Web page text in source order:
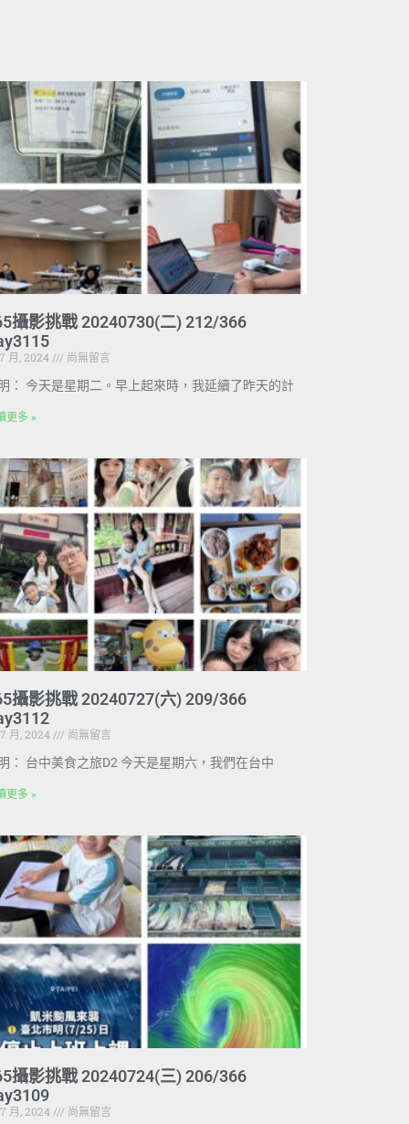
攝影挑戰 20240730(二) 212/366
月, 2024
尚無留言
： 今天是星期二。早上起來時，我延續了昨天的計
更多 »
攝影挑戰 20240727(六) 209/366
月, 2024
尚無留言
： 台中美食之旅D2 今天是星期六，我們在台中
更多 »
攝影挑戰 20240724(三) 206/366
月, 2024
尚無留言